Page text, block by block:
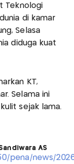
Teknologi
di kamar
Selasa
diduga kuat
KT,
Selama ini
sejak lama.
AS